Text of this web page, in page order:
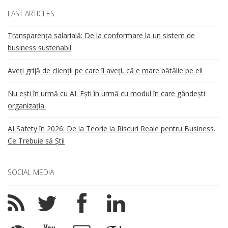
LAST ARTICLES
Transparența salarială: De la conformare la un sistem de
business sustenabil
Aveți grijă de clienții pe care îi aveți, că e mare bătălie pe ei!
Nu ești în urmă cu AI. Ești în urmă cu modul în care gândești
organizația.
AI Safety în 2026: De la Teorie la Riscuri Reale pentru Business.
Ce Trebuie să Știi
SOCIAL MEDIA